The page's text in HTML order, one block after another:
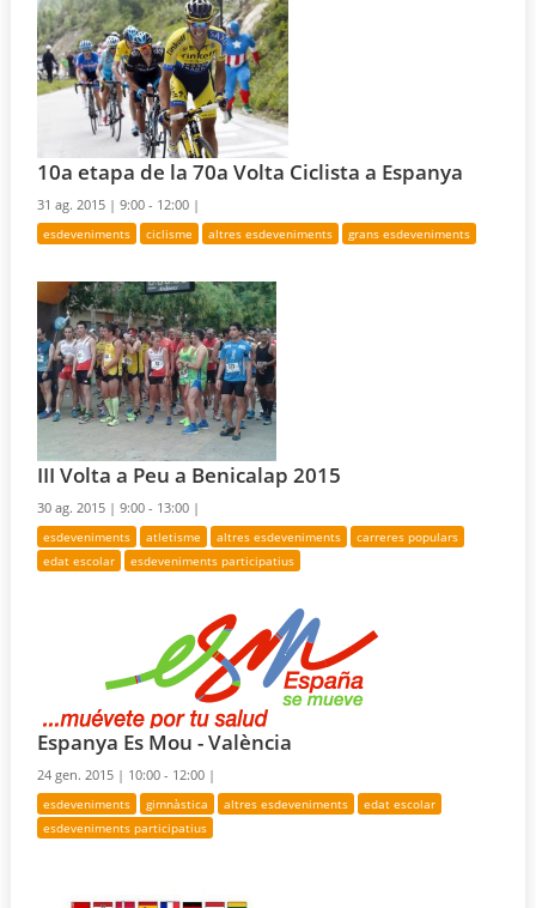
10a etapa de la 70a Volta Ciclista a Espanya
31 ag. 2015 |9:00 - 12:00 |
esdeveniments ciclisme altres esdeveniments grans esdeveniments
III Volta a Peu a Benicalap 2015
30 ag. 2015 |9:00 - 13:00 |
esdeveniments atletisme altres esdeveniments
carreres populars
edat escolar
esdeveniments participatius
Espanya Es Mou - València
24 gen. 2015 | 10:00 - 12:00 |
esdeveniments gimnàstica altres esdeveniments
edat escolar
esdeveniments participatius